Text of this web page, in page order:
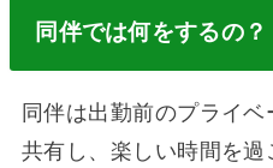
同伴では何をするの？
同伴は出勤前のプライ
共有し、楽しい時間を